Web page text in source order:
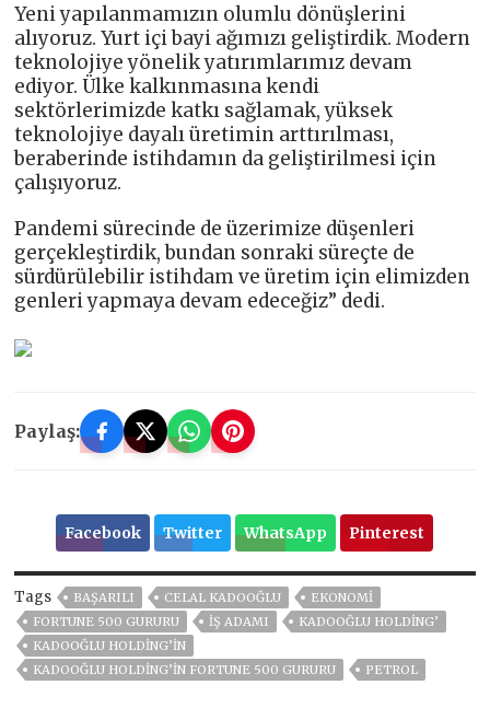
Yeni yapılanmamızın olumlu dönüşlerini
alıyoruz. Yurt içi bayi ağımızı geliştirdik. Modern
teknolojiye yönelik yatırımlarımız devam
ediyor. Ülke kalkınmasına kendi
sektörlerimizde katkı sağlamak, yüksek
teknolojiye dayalı üretimin arttırılması,
beraberinde istihdamın da geliştirilmesi için
çalışıyoruz.
Pandemi sürecinde de üzerimize düşenleri
gerçekleştirdik, bundan sonraki süreçte de
sürdürülebilir istihdam ve üretim için elimizden
genleri yapmaya devam edeceğiz” dedi.
Paylaş:
Facebook Twitter WhatsApp Pinterest
Tags BAŞARILI CELAL KADOOĞLU
EKONOMİ
FORTUNE 500 GURURU
İŞ ADAMI
KADOOĞLU HOLDING’
KADOOĞLU HOLDING’IN
KADOOĞLU HOLDING’IN FORTUNE 500 GURURU
PETROL